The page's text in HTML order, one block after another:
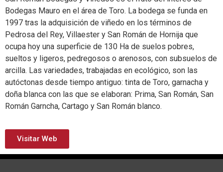
Bodegas Mauro en el área de Toro. La bodega se funda en
1997 tras la adquisición de viñedo en los términos de
Pedrosa del Rey, Villaester y San Román de Hornija que
ocupa hoy una superficie de 130 Ha de suelos pobres,
sueltos y ligeros, pedregosos o arenosos, con subsuelos de
arcilla. Las variedades, trabajadas en ecológico, son las
autóctonas desde tiempo antiguo: tinta de Toro, garnacha y
doña blanca con las que se elaboran: Prima, San Román, San
Román Garncha, Cartago y San Román blanco.
Visitar Web